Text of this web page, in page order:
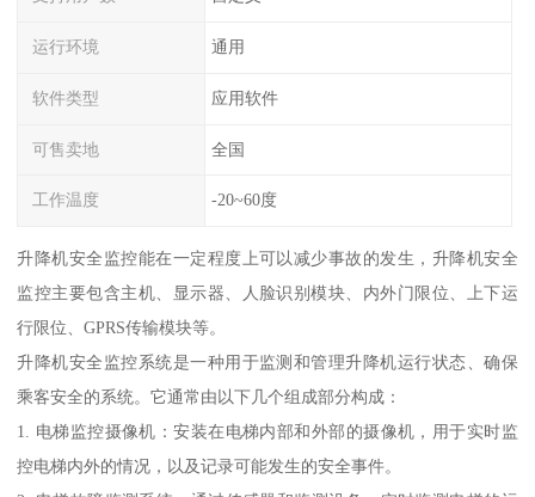
运行环境 通用
软件类型 应用软件
可售卖地 全国
工作温度 -20~60度
升降机安全监控能在一定程度上可以减少事故的发生，升降机安全
监控主要包含主机、显示器、人脸识别模块、内外门限位、上下运
行限位、GPRS传输模块等。
升降机安全监控系统是一种用于监测和管理升降机运行状态、确保
乘客安全的系统。它通常由以下几个组成部分构成：
1. 电梯监控摄像机：安装在电梯内部和外部的摄像机，用于实时监
控电梯内外的情况，以及记录可能发生的安全事件。